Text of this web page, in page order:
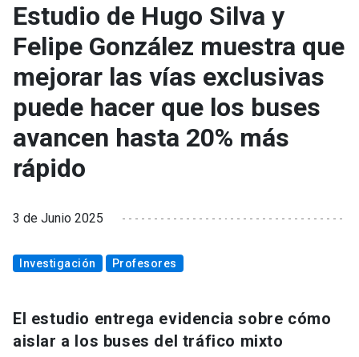
Estudio de Hugo Silva y
Felipe González muestra que
mejorar las vías exclusivas
puede hacer que los buses
avancen hasta 20% más
rápido
3 de Junio 2025
Investigación Profesores
El estudio entrega evidencia sobre cómo
aislar a los buses del tráfico mixto